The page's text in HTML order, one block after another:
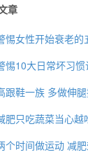
章
惕女性开始衰老的
惕10大日常坏习
跟鞋一族 多做伸
肥只吃蔬菜当心越
个时间做运动 减